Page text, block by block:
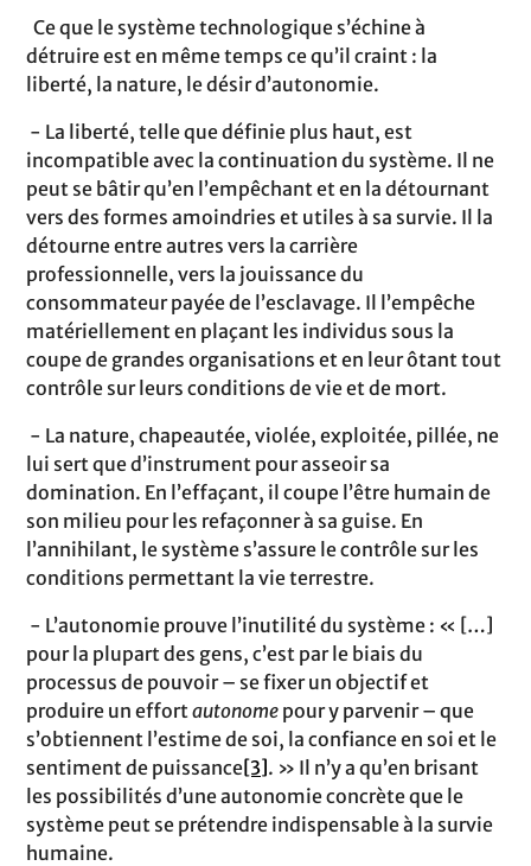
Ce que le système technologique s’échine à
détruire est en même temps ce qu’il craint : la
liberté, la nature, le désir d’autonomie.
- La liberté, telle que définie plus haut, est
incompatible avec la continuation du système. Il ne
peut se bâtir qu’en l’empêchant et en la détournant
vers des formes amoindries et utiles à sa survie. Il la
détourne entre autres vers la carrière
professionnelle, vers la jouissance du
consommateur payée de l’esclavage. Il l’empêche
matériellement en plaçant les individus sous la
coupe de grandes organisations et en leur ôtant tout
contrôle sur leurs conditions de vie et de mort.
- La nature, chapeautée, violée, exploitée, pillée, ne
lui sert que d’instrument pour asseoir sa
domination. En l’effaçant, il coupe l’être humain de
son milieu pour les refaçonner à sa guise. En
l’annihilant, le système s’assure le contrôle sur les
conditions permettant la vie terrestre.
- L’autonomie prouve l’inutilité du système : « […]
pour la plupart des gens, c’est par le biais du
processus de pouvoir – se fixer un objectif et
produire un effortautonome pour y parvenir – que
s’obtiennent l’estime de soi, la confiance en soi et le
sentiment de puissance[3]. » Il n’y a qu’en brisant
les possibilités d’une autonomie concrète que le
système peut se prétendre indispensable à la survie
humaine.